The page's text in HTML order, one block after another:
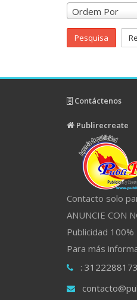
Ordem Por
Pesquisa
Contáctenos
Publirecreate
Contacto solo
ANUNCIE CON
Publicidad 100%
Para más
: 3122288173